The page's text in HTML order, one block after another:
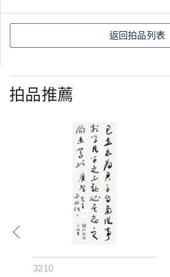
返回拍品列表
拍品推薦
3210